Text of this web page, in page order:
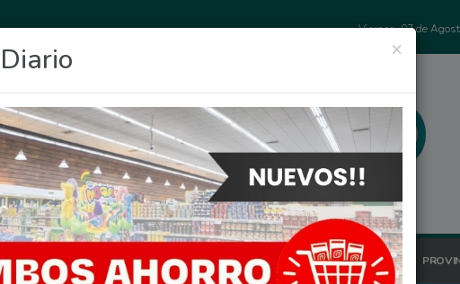
Viernes, 07 de
FIGHIERA GENERAL LAGOS POLICIALES REGIONALES
×